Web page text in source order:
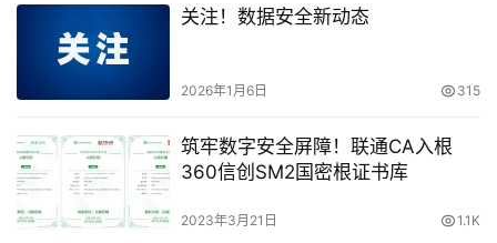
关注！数据安全新动态
2026年1月6日 315
筑牢数字安全屏障！联通CA入根
360信创SM2国密根证书库
2023年3月21日 1.1K